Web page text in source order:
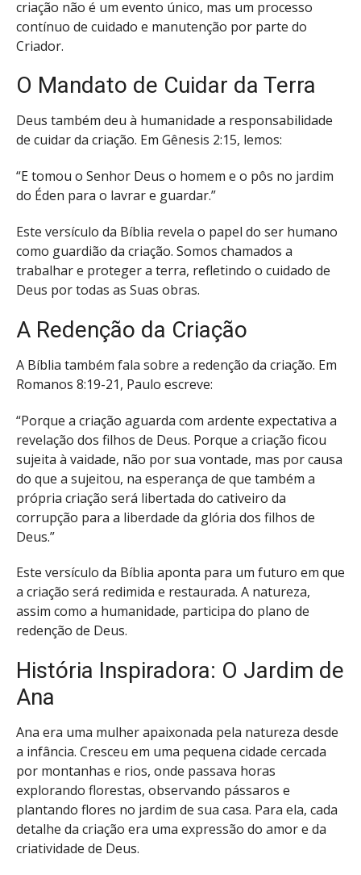
criação não é um evento único, mas um processo
contínuo de cuidado e manutenção por parte do
Criador.
O Mandato de Cuidar da Terra
Deus também deu à humanidade a responsabilidade
de cuidar da criação. Em Gênesis 2:15, lemos:
“E tomou o Senhor Deus o homem e o pôs no jardim
do Éden para o lavrar e guardar.”
Este versículo da Bíblia revela o papel do ser humano
como guardião da criação. Somos chamados a
trabalhar e proteger a terra, refletindo o cuidado de
Deus por todas as Suas obras.
A Redenção da Criação
A Bíblia também fala sobre a redenção da criação. Em
Romanos 8:19-21, Paulo escreve:
“Porque a criação aguarda com ardente expectativa a
revelação dos filhos de Deus. Porque a criação ficou
sujeita à vaidade, não por sua vontade, mas por causa
do que a sujeitou, na esperança de que também a
própria criação será libertada do cativeiro da
corrupção para a liberdade da glória dos filhos de
Deus.”
Este versículo da Bíblia aponta para um futuro em que
a criação será redimida e restaurada. A natureza,
assim como a humanidade, participa do plano de
redenção de Deus.
História Inspiradora: O Jardim de
Ana
Ana era uma mulher apaixonada pela natureza desde
a infância. Cresceu em uma pequena cidade cercada
por montanhas e rios, onde passava horas
explorando florestas, observando pássaros e
plantando flores no jardim de sua casa. Para ela, cada
detalhe da criação era uma expressão do amor e da
criatividade de Deus.